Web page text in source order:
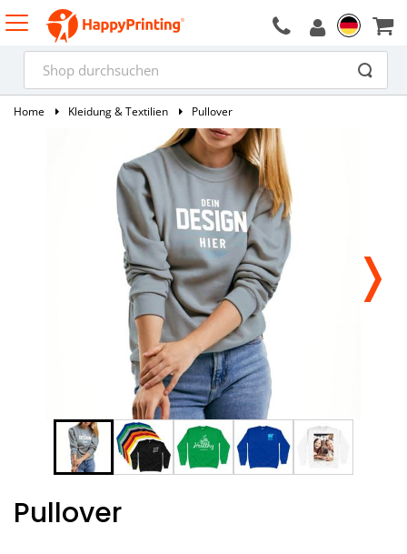
Home Kleidung & Textilien Pullover
Pullover